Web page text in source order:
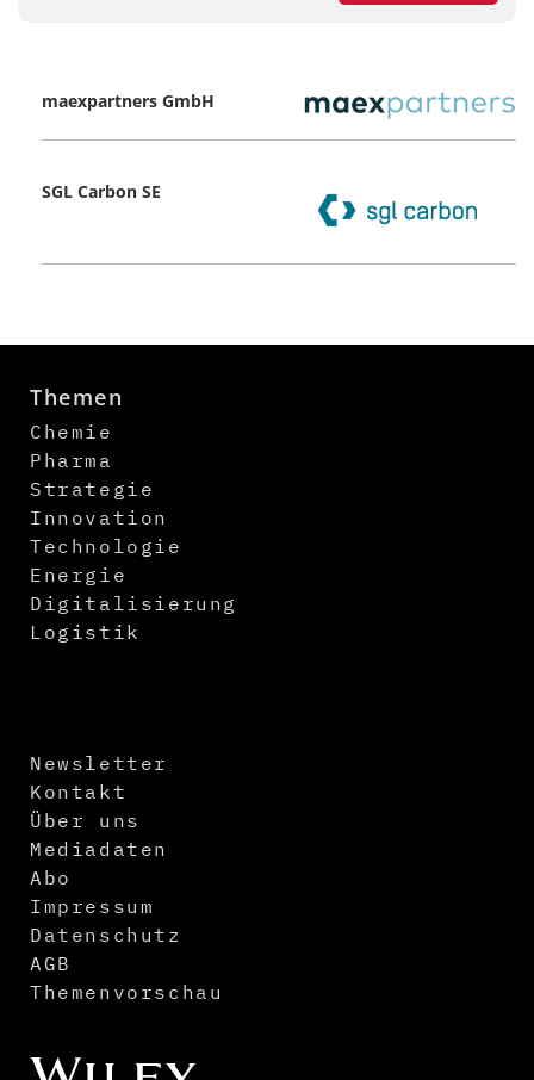
maexpartners GmbH
SGL Carbon SE
Themen
Chemie
Pharma
Strategie
Innovation
Technologie
Energie
Digitalisierung
Logistik
Newsletter
Kontakt
Über uns
Mediadaten
Abo
Impressum
Datenschutz
AGB
Themenvorschau